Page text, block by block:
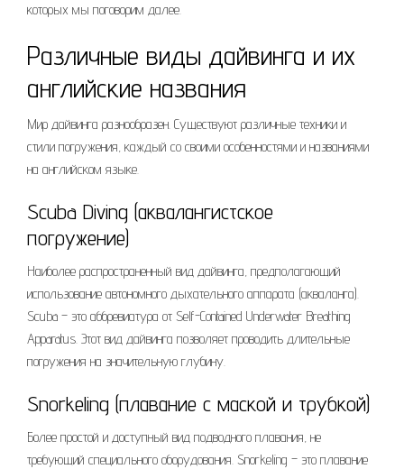
которых мы поговорим далее.
Различные виды дайвинга и их
английские названия
Мир дайвинга разнообразен. Существуют различные техники и
стили погружения, каждый со своими особенностями и названиями
на английском языке.
Scuba Diving (аквалангистское
погружение)
Наиболее распространенный вид дайвинга, предполагающий
использование автономного дыхательного аппарата (акваланга).
Scuba – это аббревиатура от Self-Contained Underwater Breathing
Apparatus. Этот вид дайвинга позволяет проводить длительные
погружения на значительную глубину.
Snorkeling (плавание с маской и трубкой)
Более простой и доступный вид подводного плавания, не
требующий специального оборудования. Snorkeling – это плавание